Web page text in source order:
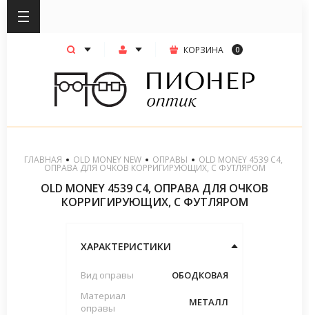
КОРЗИНА 0
ГЛАВНАЯ OLD MONEY NEW ОПРАВЫ
  OLD MONEY 4539 C4,
ОПРАВА ДЛЯ ОЧКОВ КОРРИГИРУЮЩИХ, С ФУТЛЯРОМ
OLD MONEY 4539 C4, ОПРАВА ДЛЯ ОЧКОВ
КОРРИГИРУЮЩИХ, С ФУТЛЯРОМ
Вид оправы
ОБОДКОВАЯ
Материал
оправы
МЕТАЛЛ
ХАРАКТЕРИСТИКИ